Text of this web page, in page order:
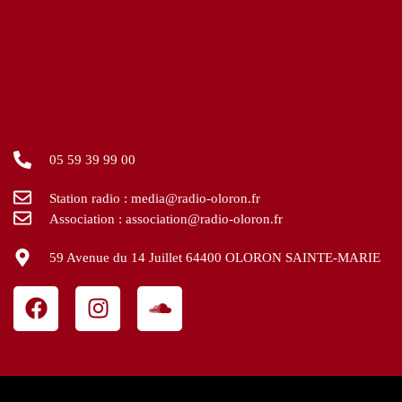
05 59 39 99 00
Station radio : media@radio-oloron.fr
Association : association@radio-oloron.fr
59 Avenue du 14 Juillet 64400 OLORON SAINTE-MARIE